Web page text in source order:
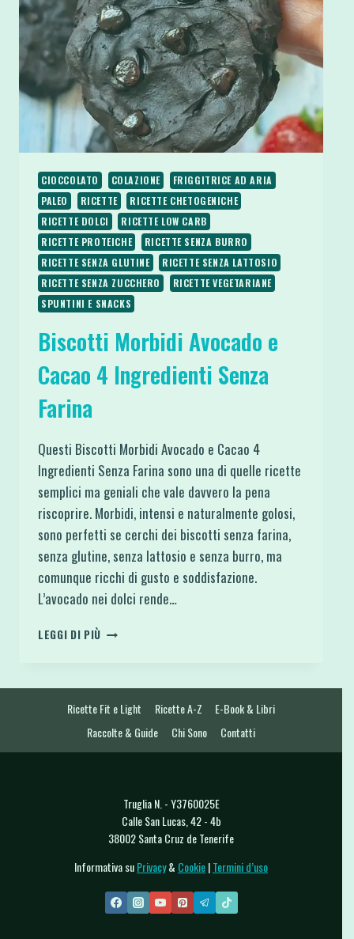
CIOCCOLATO COLAZIONE
FRIGGITRICE AD ARIA
PALEO
RICETTE
RICETTE CHETOGENICHE
RICETTE DOLCI
RICETTE LOW CARB
RICETTE PROTEICHE
RICETTE SENZA BURRO
RICETTE SENZA GLUTINE
RICETTE SENZA LATTOSIO
RICETTE SENZA ZUCCHERO
RICETTE VEGETARIANE
SPUNTINI E SNACKS
Biscotti Morbidi Avocado e
Cacao 4 Ingredienti Senza
Farina
Questi Biscotti Morbidi Avocado e Cacao 4
Ingredienti Senza Farina sono una di quelle ricette
semplici ma geniali che vale davvero la pena
riscoprire. Morbidi, intensi e naturalmente golosi,
sono perfetti se cerchi dei biscotti senza farina,
senza glutine, senza lattosio e senza burro, ma
comunque ricchi di gusto e soddisfazione.
L’avocado nei dolci rende…
LEGGI DI PIÙ BISCOTTI
4
INGREDIENTI
Ricette Fit e Light Ricette A-Z
E-Book & Libri
Raccolte & Guide
Chi Sono Contatti
Truglia N. - Y3760025E
Calle San Lucas, 42 - 4b
38002 Santa Cruz de Tenerife
Informativa suPrivacy& Cookie|Termini d’uso